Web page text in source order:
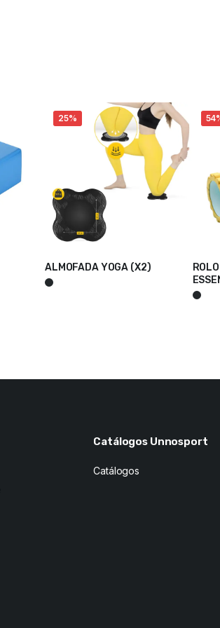
25%
ALMOFADA YOGA (X2)
ADICIONAR
Catálogos Unnosport
Catálogos